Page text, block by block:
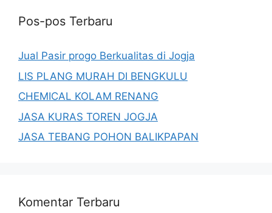
Pos-pos Terbaru
Jual Pasir progo Berkualitas di Jogja
LIS PLANG MURAH DI BENGKULU
CHEMICAL KOLAM RENANG
JASA KURAS TOREN JOGJA
JASA TEBANG POHON BALIKPAPAN
Komentar Terbaru